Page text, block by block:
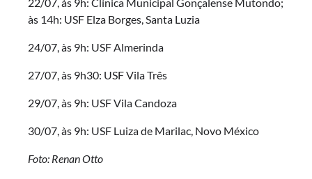
22/07, às 9h: Clínica Municipal Gonçalense Mutondo;
às 14h: USF Elza Borges, Santa Luzia
24/07, às 9h: USF Almerinda
27/07, às 9h30: USF Vila Três
29/07, às 9h: USF Vila Candoza
30/07, às 9h: USF Luiza de Marilac, Novo México
Foto: Renan Otto